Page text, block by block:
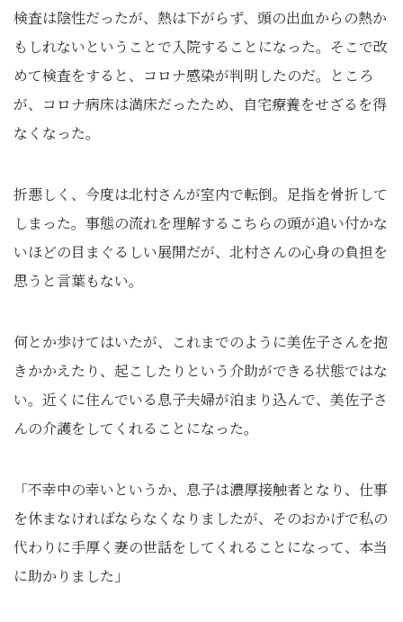
検査は陰性だったが、熱は下がらず、頭の出血からの熱か
もしれないということで入院することになった。そこで改
めて検査をすると、コロナ感染が判明したのだ。ところ
が、コロナ病床は満床だったため、自宅療養をせざるを得
なくなった。
折悪しく、今度は北村さんが室内で転倒。足指を骨折して
しまった。事態の流れを理解するこちらの頭が追い付かな
いほどの目まぐるしい展開だが、北村さんの心身の負担を
思うと言葉もない。
何とか歩けてはいたが、これまでのように美佐子さんを抱
きかかえたり、起こしたりという介助ができる状態ではな
い。近くに住んでいる息子夫婦が泊まり込んで、美佐子さ
んの介護をしてくれることになった。
「不幸中の幸いというか、息子は濃厚接触者となり、仕事
を休まなければならなくなりましたが、そのおかげで私の
代わりに手厚く妻の世話をしてくれることになって、本当
に助かりました」